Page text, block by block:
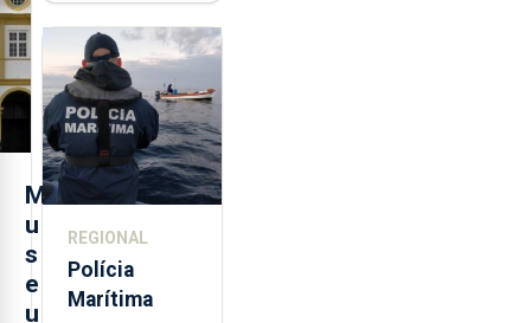
M
u
s
e
u
contraditória"
sobre
evolução
turística
REGIONAL
Polícia
Marítima